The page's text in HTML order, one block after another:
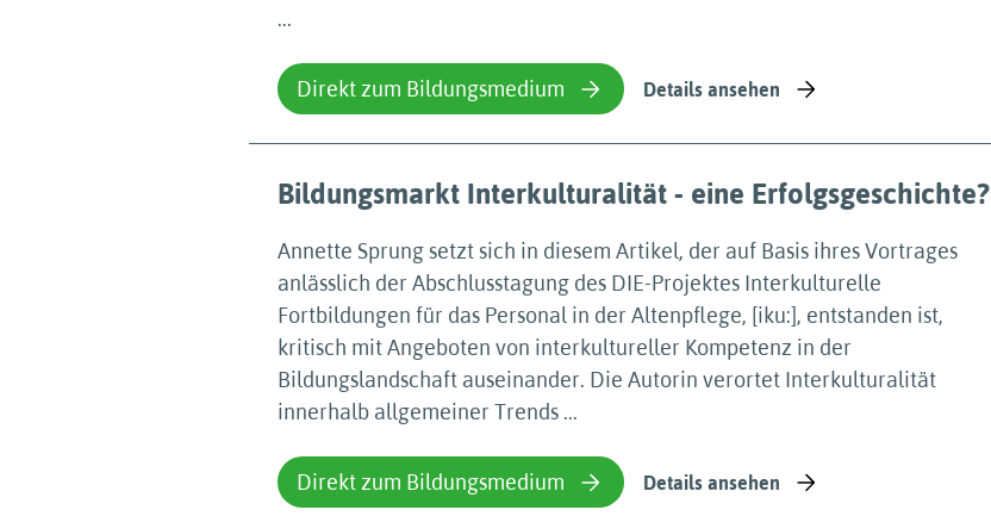
...
Direkt zum Bildungsmedium Details ansehen
Bildungsmarkt Interkulturalität - eine Erfolgsgeschichte?
Annette Sprung setzt sich in diesem Artikel, der auf Basis ihres Vortrages
anlässlich der Abschlusstagung des DIE-Projektes Interkulturelle
Fortbildungen für das Personal in der Altenpflege, [iku:], entstanden ist,
kritisch mit Angeboten von interkultureller Kompetenz in der
Bildungslandschaft auseinander. Die Autorin verortet Interkulturalität
innerhalb allgemeiner Trends ...
Direkt zum Bildungsmedium Details ansehen